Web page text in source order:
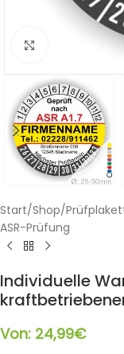
Klicken zum
Start/Shop/
ASR-Prüfung
Individuelle
Von: 24,99€